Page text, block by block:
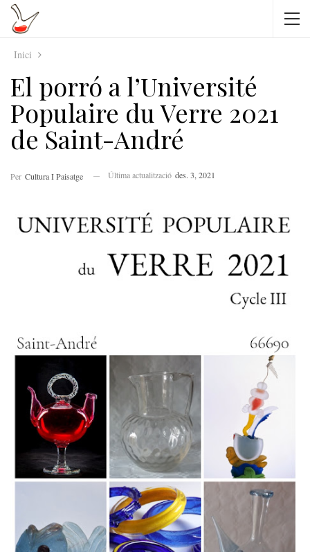
Inici
El porró a l’Université
Populaire du Verre 2021
de Saint-André
Per Cultura I Paisatge Última actualització des. 3, 2021